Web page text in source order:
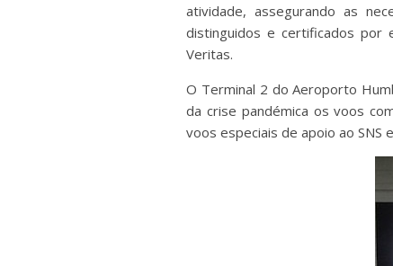
atividade, assegurando as
distinguidos e certificados por
Veritas.
O Terminal 2 do Aeroporto
da crise pandémica os voos
voos especiais de apoio ao SNS